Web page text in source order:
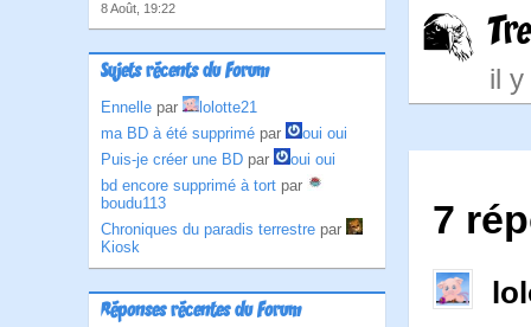
8 Août, 19:22
Sujets récents du Forum
Ennelle par
lolotte21
ma BD à été supprimé par
oui oui
Puis-je créer une BD par
oui oui
bd encore supprimé à tort par
boudu113
Chroniques du paradis terrestre par
Kiosk
Réponses récentes du Forum
il y
7